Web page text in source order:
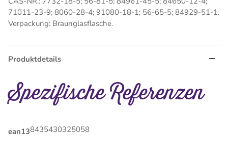
71011-23-9; 8060-28-4; 91080-18-1; 56-65-5; 84929-51-1.
Verpackung: Braunglasflasche.
Produktdetails
Spezifische Referenzen
ean138435430325058